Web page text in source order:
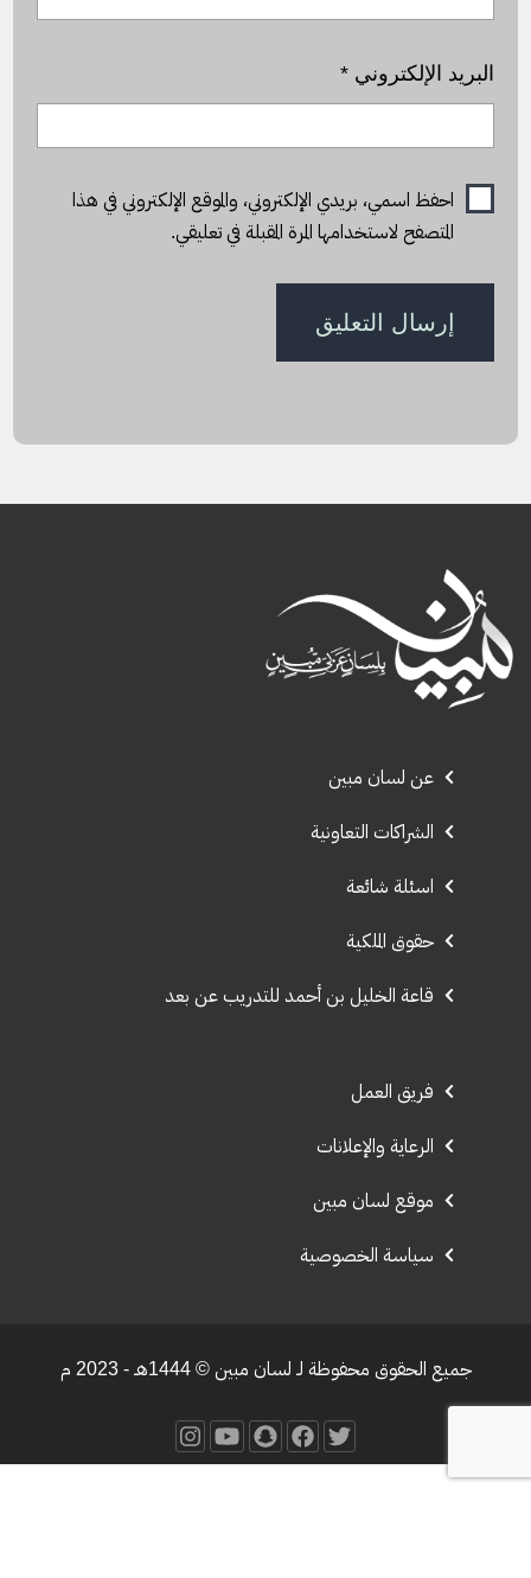
البريد الإلكتروني*
احفظ اسمي، بريدي الإلكتروني، والموقع الإلكتروني في هذا
المتصفح لاستخدامها المرة المقبلة في تعليقي.
عن لسان مبين
الشراكات التعاونية
اسئلة شائعة
حقوق الملكية
قاعة الخليل بن أحمد للتدريب عن بعد
فريق العمل
الرعاية والإعلانات
موقع لسان مبين
سياسة الخصوصية
جميع الحقوق محفوظة لـ لسان مبين © 1444هـ - 2023 م